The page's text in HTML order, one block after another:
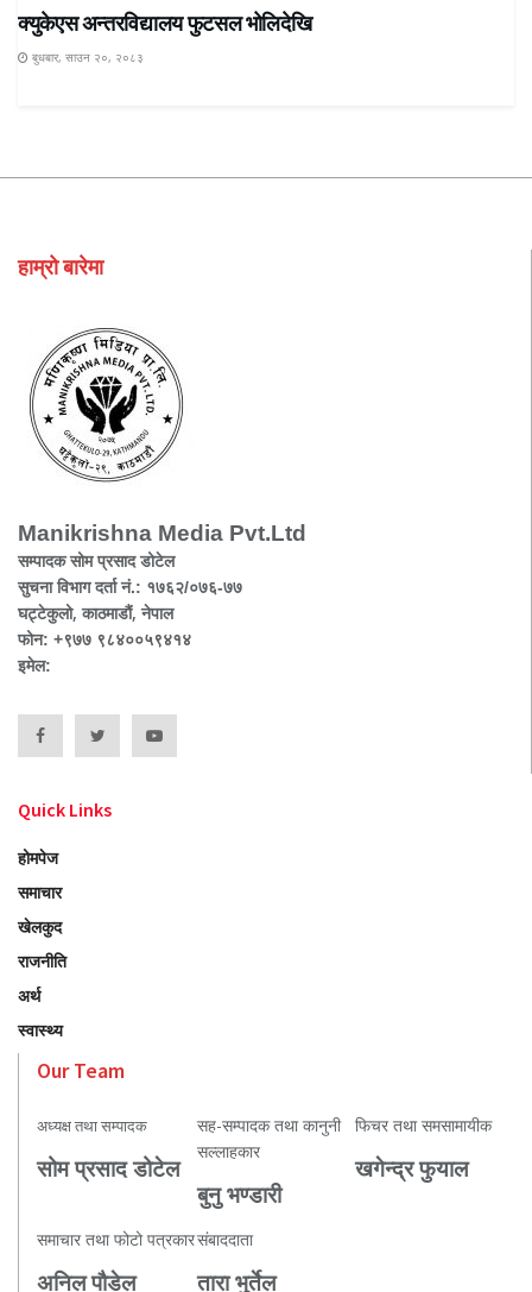
क्युकेएस अन्तरविद्यालय फुटसल भोलिदेखि
बुधबार, साउन २०, २०८३
हाम्रो बारेमा
Manikrishna Media Pvt.Ltd
सम्पादक सोम प्रसाद डोटेल
सुचना विभाग दर्ता नं.: १७६२/०७६-७७
घट्टेकुलो, काठमाडौं, नेपाल
फोन: +९७७ ९८४००५९४१४
इमेल:
Quick Links
होमपेज
समाचार
खेलकुद
राजनीति
अर्थ
स्वास्थ्य
Our Team
अध्यक्ष तथा सम्पादक
सोम प्रसाद डोटेल
सह-सम्पादक तथा कानुनी
सल्लाहकार
बुनु भण्डारी
फिचर तथा समसामायीक
खगेन्द्र फुयाल
समाचार तथा फोटो पत्रकार
अनिल पौडेल
संबाददाता
तारा भुर्तेल